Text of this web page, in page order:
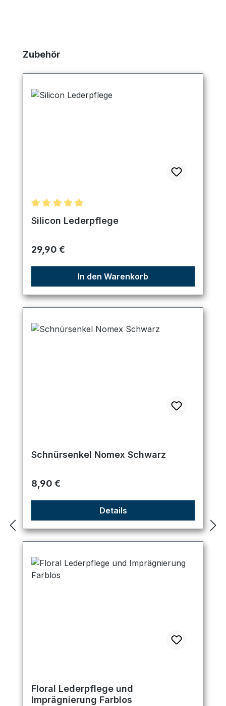
Produktgalerie überspringen
Zubehör
Durchschnittliche Bewertung von 5 von 5 Sternen
Silicon Lederpflege
Regulärer Preis:
29,90 €
In den Warenkorb
Schnürsenkel Nomex Schwarz
Regulärer Preis:
8,90 €
Details
Floral Lederpflege und
Imprägnierung Farblos